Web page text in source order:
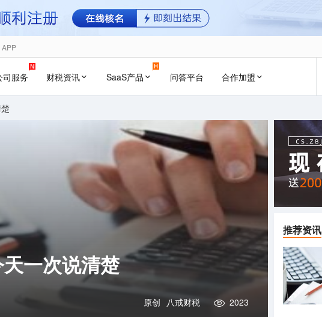
APP
司服务 财税资讯 SaaS产品 问答平台 合作加盟
一次说清楚
原创 八戒财税 2023
推荐资讯